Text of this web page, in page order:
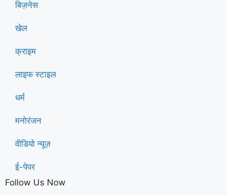
बिज़नेस
खेल
क्राइम
लाइफ स्टाइल
धर्म
मनोरंजन
वीडियो न्यूज़
ई-पेपर
Follow Us Now